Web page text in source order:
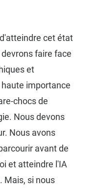
cet état
faire face
et
importance
chocs de
Nous devons
Nous avons
avant de
et atteindre l'IA
Mais, si nous